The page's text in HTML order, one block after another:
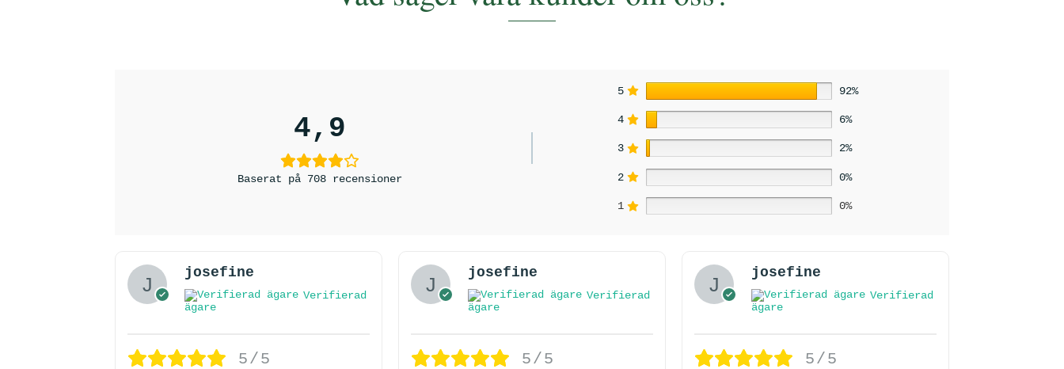
4,9
Baserat på 708 recensioner
5 92%
4 6%
3 2%
2 0%
1 0%
josefine
Verifierad
ägare
5/5
josefine
Verifierad
ägare
5/5
josefine
Verifierad
ägare
5/5